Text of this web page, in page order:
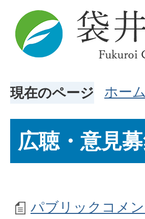
現在のページ ホーム
広聴・意見
パブリックコメ